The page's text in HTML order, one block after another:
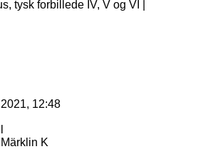
tysk forbillede IV, V og VI |
12:48
Märklin K